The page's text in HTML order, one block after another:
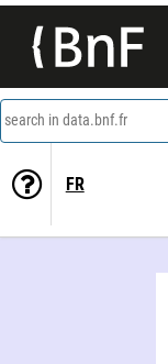
search in data.bnf.fr
FR